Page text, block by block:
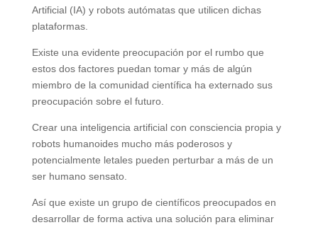
Artificial (IA) y robots autómatas que utilicen dichas
plataformas.
Existe una evidente preocupación por el rumbo que
estos dos factores puedan tomar y más de algún
miembro de la comunidad científica ha externado sus
preocupación sobre el futuro.
Crear una inteligencia artificial con consciencia propia y
robots humanoides mucho más poderosos y
potencialmente letales pueden perturbar a más de un
ser humano sensato.
Así que existe un grupo de científicos preocupados en
desarrollar de forma activa una solución para eliminar